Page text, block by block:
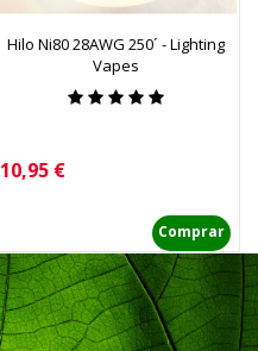
Hilo Ni80 28AWG 250´ - Lighting
Vapes
Precio
10,95 €
Comprar